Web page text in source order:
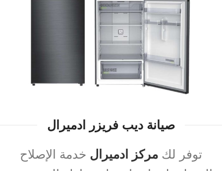
صيانة ديب فريزر ادميرال
توفر لك مركز ادميرال خدمة الإصلاح